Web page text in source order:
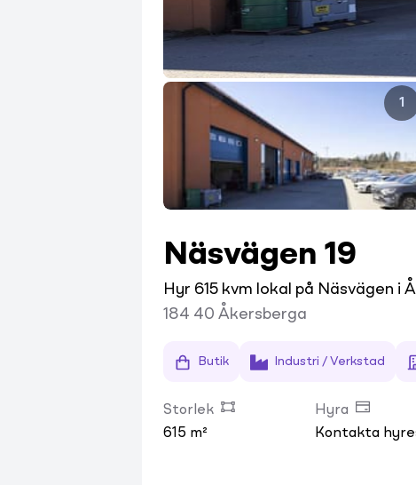
1
Näsvägen 19
Hyr 615 kvm lokal på Näsvägen i
184 40 Åkersberga
Butik Industri / Verkstad
Storlek
615 m²
Hyra
Kontakta